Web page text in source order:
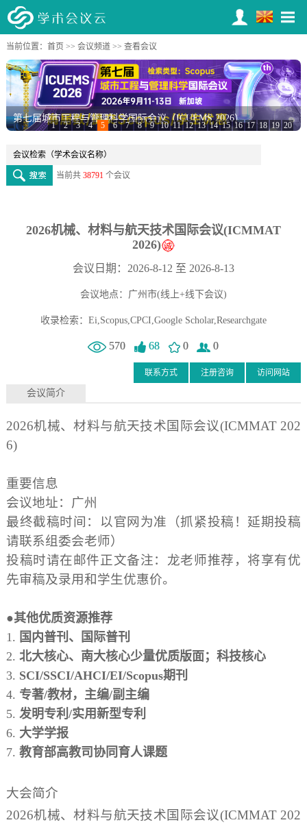
当前位置： 首页 >> 会议频道>> 查看会议
第七届城市工程与管理科学国际会议（ICUEMS 2026）
1 2 3 4 5 6 7 8 9 10 11 12 13 14 15 16 17 18 19 20
当前共 38791个会议
2026机械、材料与航天技术国际会议(ICMMAT
2026)
会议日期：2026-8-12 至 2026-8-13
会议地点：广州市(线上+线下会议)
收录检索：Ei,Scopus,CPCI,Google Scholar,Researchgate
570 68 0 0
访问网站
注册咨询
联系方式
会议简介
2026机械、材料与航天技术国际会议(ICMMAT 202
6)
重要信息
会议地址：广州
最终截稿时间：以官网为准（抓紧投稿！延期投稿
请联系组委会老师）
投稿时请在邮件正文备注：龙老师推荐，将享有优
先审稿及录用和学生优惠价。
●其他优质资源推荐
1. 国内普刊、国际普刊
2. 北大核心、南大核心少量优质版面；科技核心
3. SCI/SSCI/AHCI/EI/Scopus期刊
4. 专著/教材，主编/副主编
5. 发明专利 /实用新型专利
6. 大学学报
7. 教育部高教司协同育人课题
大会简介
2026机械、材料与航天技术国际会议(ICMMAT 202